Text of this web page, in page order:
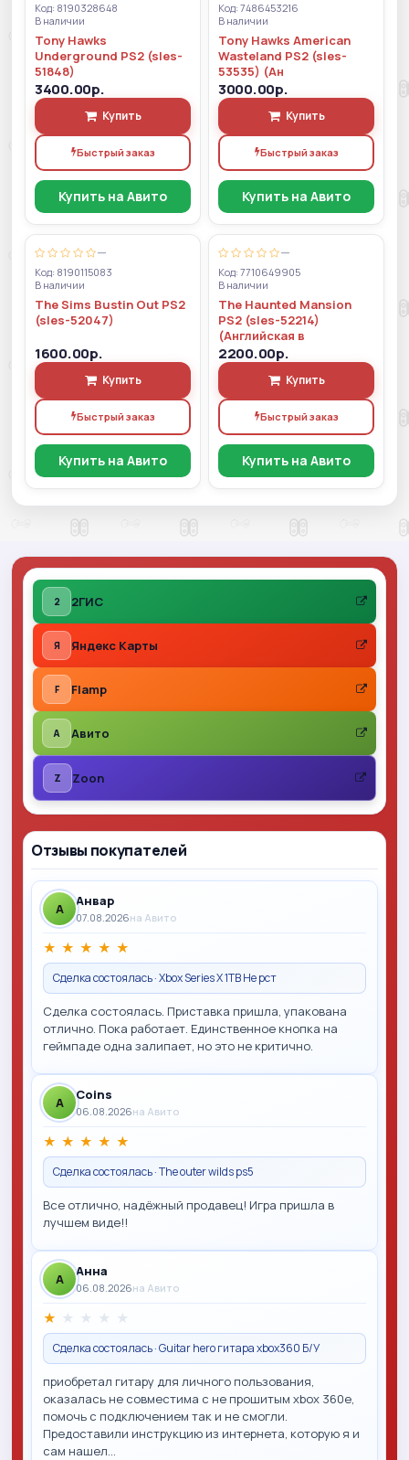
Код: 8190328648
В наличии
Tony Hawks
Underground PS2 (sles-
51848)
3400.00р.
Купить
Быстрый заказ
Купить на Авито
Код: 7486453216
В наличии
Tony Hawks American
Wasteland PS2 (sles-
53535) (Ан
3000.00р.
Купить
Быстрый заказ
Купить на Авито
—
Код: 8190115083
В наличии
The Sims Bustin Out PS2
(sles-52047)
1600.00р.
Купить
Быстрый заказ
Купить на Авито
—
Код: 7710649905
В наличии
The Haunted Mansion
PS2 (sles-52214)
(Английская в
2200.00р.
Купить
Быстрый заказ
Купить на Авито
Отзывы покупателей
A Анвар
07.08.2026на Авито
★ ★ ★ ★ ★
Сделка состоялась · Xbox Series X 1TB Не рст
Сделка состоялась. Приставка пришла, упакована
отлично. Пока работает. Единственное кнопка на
геймпаде одна залипает, но это не критично.
A Coins
06.08.2026на Авито
★ ★ ★ ★ ★
Сделка состоялась · The outer wilds ps5
Все отлично, надёжный продавец! Игра пришла в
лучшем виде!!
A Анна
06.08.2026на Авито
★ ★ ★ ★ ★
Сделка состоялась · Guitar hero гитара xbox360 Б/У
приобретал гитару для личного пользования,
оказалась не совместима с не прошитым xbox 360e,
помочь с подключением так и не смогли.
Предоставили инструкцию из интернета, которую я и
сам нашел…
2 2ГИС
Я Яндекс Карты
F Flamp
A Авито
Z Zoon